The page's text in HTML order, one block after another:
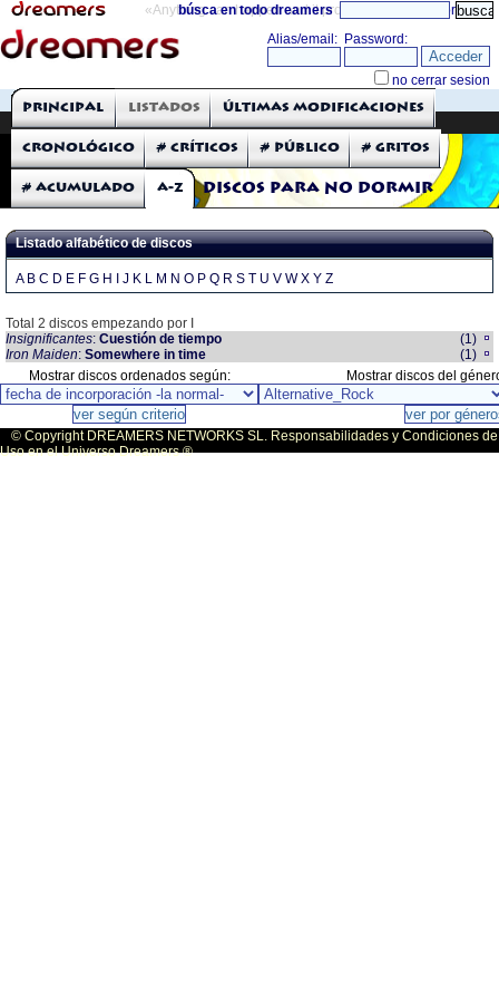
«Anything can happen and it probably will» directorio
búsca en todo dreamers
THE DREAMERS
Críticas: Discos
Discos para no dormir
Principal Listados Últimas modificaciones
Cronológico # Críticos # Público # Gritos
# Acumulado A-Z
Listado alfabético de discos
A B C D E F G H J K L M N O P Q R S T U V W X Y Z
Total 2 discos empezando por I
Insignificantes: Cuestión de tiempo
(1)
Iron Maiden: Somewhere in time
(1)
Mostrar discos ordenados según:
Mostrar discos del
© Copyright DREAMERS NETWORKS SL. Responsabilidades y Condiciones de
Uso en el Universo Dreamers ®